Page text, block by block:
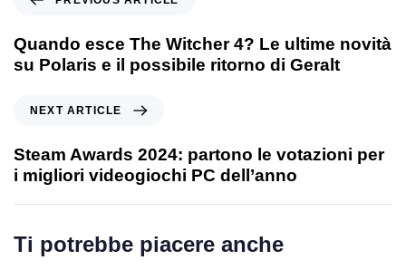
Quando esce The Witcher 4? Le ultime novità
su Polaris e il possibile ritorno di Geralt
NEXT ARTICLE
Steam Awards 2024: partono le votazioni per
i migliori videogiochi PC dell’anno
Ti potrebbe piacere anche